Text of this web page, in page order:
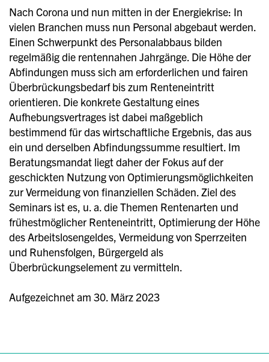
Nach Corona und nun mitten in der Energiekrise: In
vielen Branchen muss nun Personal abgebaut werden.
Einen Schwerpunkt des Personalabbaus bilden
regelmäßig die rentennahen Jahrgänge. Die Höhe der
Abfindungen muss sich am erforderlichen und fairen
Überbrückungsbedarf bis zum Renteneintritt
orientieren. Die konkrete Gestaltung eines
Aufhebungsvertrages ist dabei maßgeblich
bestimmend für das wirtschaftliche Ergebnis, das aus
ein und derselben Abfindungssumme resultiert. Im
Beratungsmandat liegt daher der Fokus auf der
geschickten Nutzung von Optimierungsmöglichkeiten
zur Vermeidung von finanziellen Schäden. Ziel des
Seminars ist es, u. a. die Themen Rentenarten und
frühestmöglicher Renteneintritt, Optimierung der Höhe
des Arbeitslosengeldes, Vermeidung von Sperrzeiten
und Ruhensfolgen, Bürgergeld als
Überbrückungselement zu vermitteln.
Aufgezeichnet am 30. März 2023